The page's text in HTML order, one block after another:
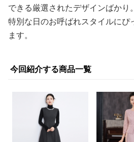
できる厳選されたデザインばかり。
特別な日のお呼ばれスタイルにぴ
ます。
今回紹介する商品一覧